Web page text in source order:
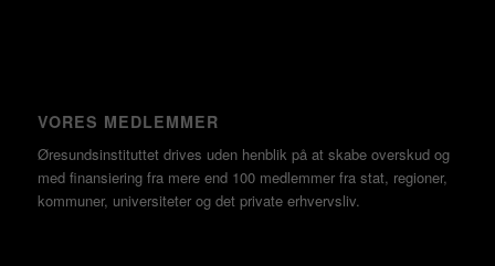
VORES MEDLEMMER
Øresundsinstituttet drives uden henblik på at skabe overskud og
med finansiering fra mere end 100 medlemmer fra stat, regioner,
kommuner, universiteter og det private erhvervsliv.